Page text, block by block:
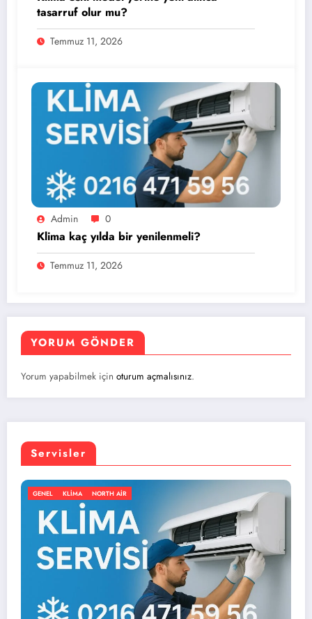
tasarruf olur mu?
Temmuz 11, 2026
Admin 0
Klima kaç yılda bir yenilenmeli?
Temmuz 11, 2026
YORUM GÖNDER
Yorum yapabilmek için oturum açmalısınız.
Servisler
KLIMA